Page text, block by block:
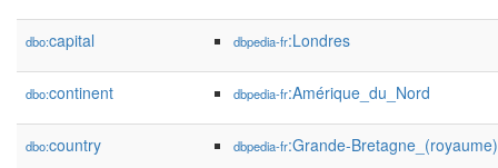
dbo:capital dbpedia-fr:Londres
dbo:continent dbpedia-fr:Amérique_du_Nord
dbo:country dbpedia-fr:Grande-Bretagne_(royaume)